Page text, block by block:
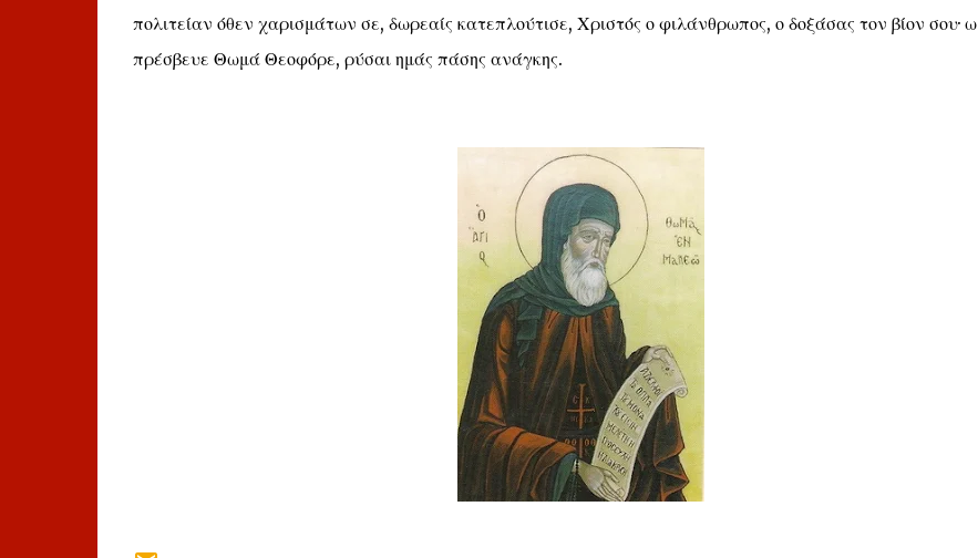
πολιτείαν όθεν χαρισμάτων σε, δωρεαίς κατεπλούτισε, Χριστός ο φιλάνθρωπος, ο δοξάσας τον βίον σου· ω
πρέσβευε Θωμά Θεοφόρε, ρύσαι ημάς πάσης ανάγκης.